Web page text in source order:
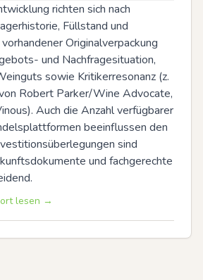
richten sich nach
Füllstand und
Originalverpackung
und Nachfragesituation,
sowie Kritikerresonanz (z.
Robert Parker/Wine Advocate,
Auch die Anzahl verfügbarer
beeinflussen den
sind
und fachgerechte
lesen →